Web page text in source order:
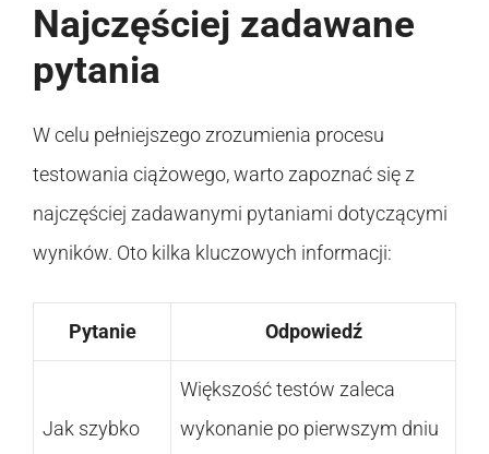
Najczęściej zadawane
pytania
W celu pełniejszego zrozumienia procesu
testowania ciążowego, warto zapoznać się z
najczęściej zadawanymi pytaniami dotyczącymi
wyników. Oto kilka kluczowych informacji:
Pytanie Odpowiedź
Jak szybko
Większość testów zaleca
wykonanie po pierwszym dniu